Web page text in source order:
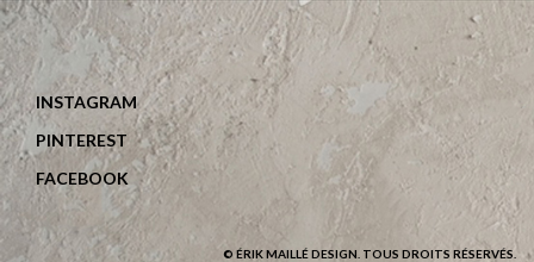
INSTAGRAM
PINTEREST
FACEBOOK
© ÉRIK MAILLÉ DESIGN. TOUS DROITS RÉSERVÉS.